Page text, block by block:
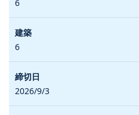
6
6
2026/9/3